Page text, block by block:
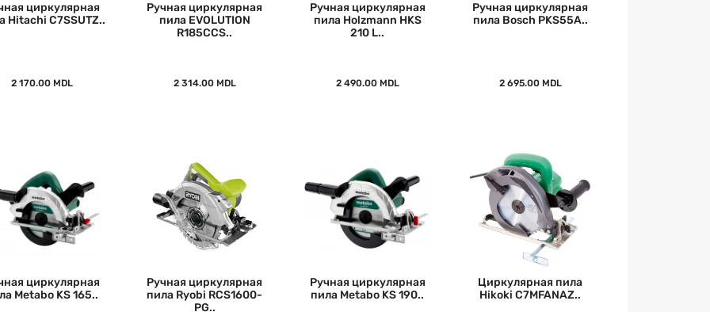
циркулярная
Hitachi C7SSUTZ..
2 170.00 MDL
Ручная циркулярная
пила EVOLUTION
R185CCS..
2 314.00 MDL
Ручная циркулярная
пила Holzmann HKS
210 L..
2 490.00 MDL
Ручная циркулярная
пила Bosch PKS55A..
2 695.00 MDL
циркулярная
Metabo KS 165..
Ручная циркулярная
пила Ryobi RCS1600-
PG..
Ручная циркулярная
пила Metabo KS 190..
Циркулярная пила
Hikoki C7MFANAZ..